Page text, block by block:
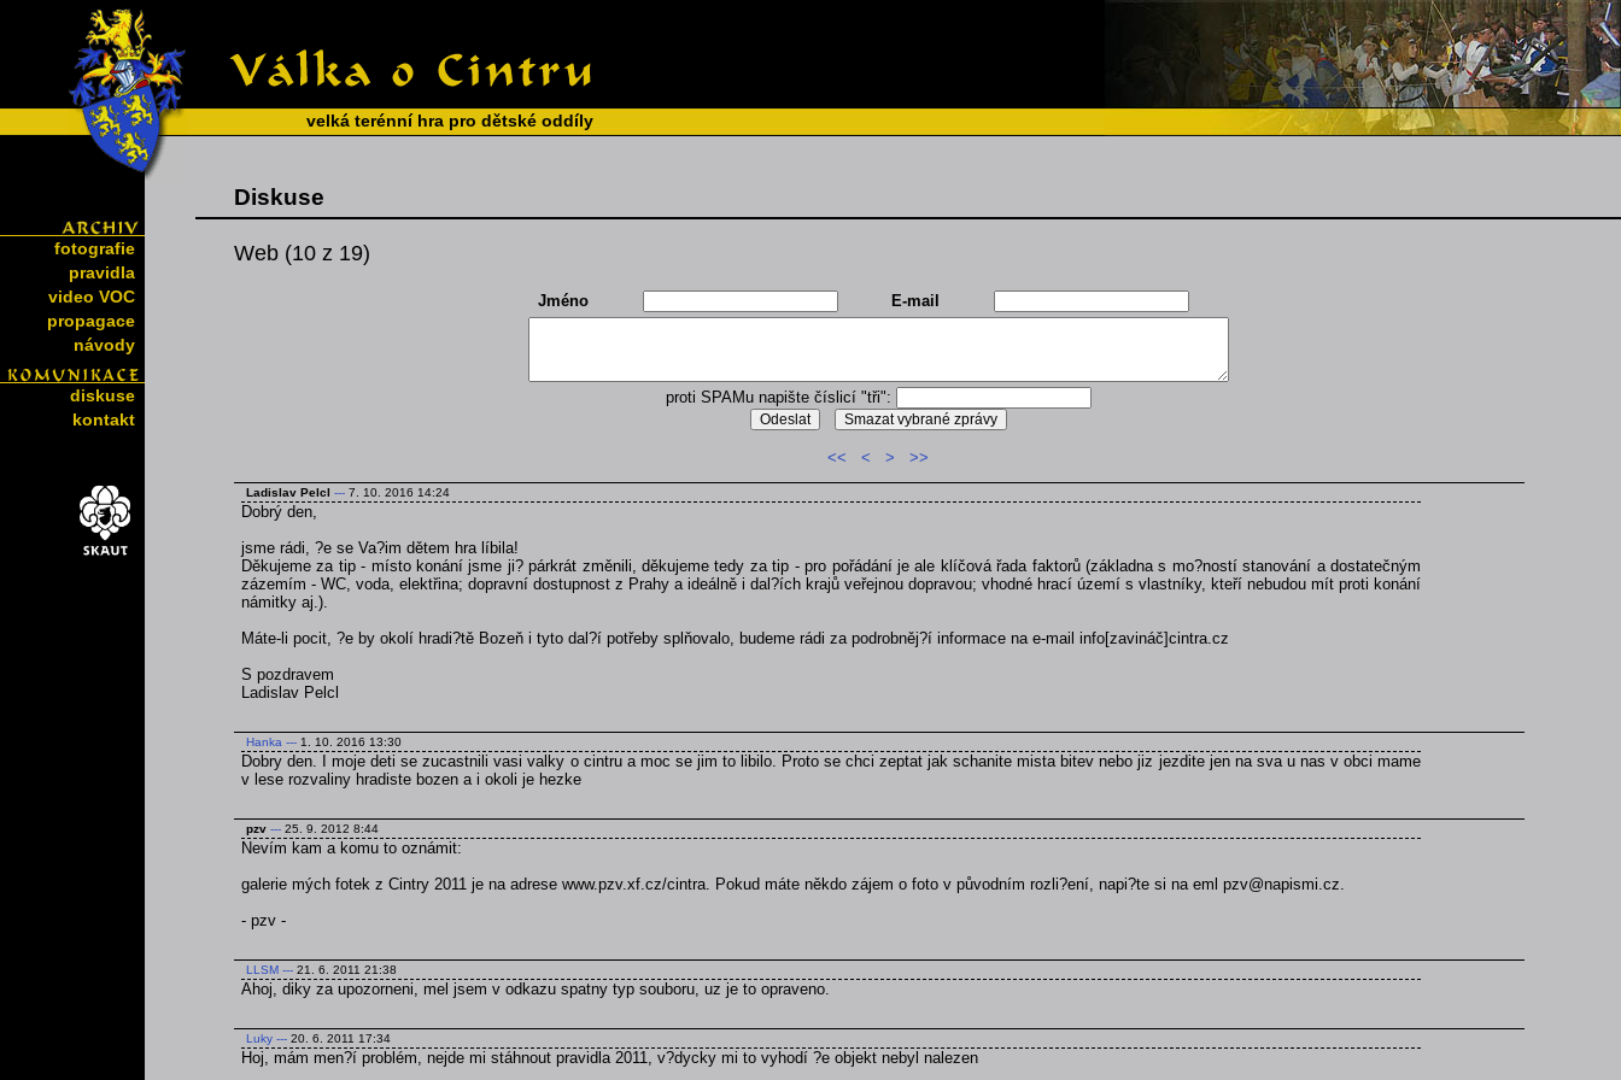
velká terénní hra pro dětské oddíly
fotografie
pravidla
video VOC
propagace
návody
diskuse
kontakt
Diskuse
Web (10 z 19)
Jméno E-mail
proti SPAMu napište číslicí "tři":
<< < > >>
Ladislav Pelcl --- 7. 10. 2016 14:24
Dobrý den,
jsme rádi, ?e se Va?im dětem hra líbila!
Děkujeme za tip - místo konání jsme ji? párkrát změnili, děkujeme tedy za tip - pro pořádání je ale klíčová řada faktorů (základna s mo?ností stanování a dostatečným
zázemím - WC, voda, elektřina; dopravní dostupnost z Prahy a ideálně i dal?ích krajů veřejnou dopravou; vhodné hrací území s vlastníky, kteří nebudou mít proti konání
námitky aj.).
Máte-li pocit, ?e by okolí hradi?tě Bozeň i tyto dal?í potřeby splňovalo, budeme rádi za podrobněj?í informace na e-mail info[zavináč]cintra.cz
S pozdravem
Ladislav Pelcl
Hanka --- 1. 10. 2016 13:30
Dobry den. I moje deti se zucastnili vasi valky o cintru a moc se jim to libilo. Proto se chci zeptat jak schanite mista bitev nebo jiz jezdite jen na sva u nas v obci mame
v lese rozvaliny hradiste bozen a i okoli je hezke
pzv --- 25. 9. 2012 8:44
Nevím kam a komu to oznámit:
galerie mých fotek z Cintry 2011 je na adrese www.pzv.xf.cz/cintra. Pokud máte někdo zájem o foto v původním rozli?ení, napi?te si na eml pzv@napismi.cz.
- pzv -
LLSM --- 21. 6. 2011 21:38
Ahoj, diky za upozorneni, mel jsem v odkazu spatny typ souboru, uz je to opraveno.
Luky --- 20. 6. 2011 17:34
Hoj, mám men?í problém, nejde mi stáhnout pravidla 2011, v?dycky mi to vyhodí ?e objekt nebyl nalezen